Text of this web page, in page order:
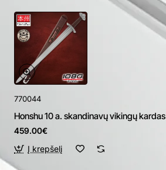
770044
Honshu 10 a. skandinavų vikingų kardas
459.00€
Į krepšelį